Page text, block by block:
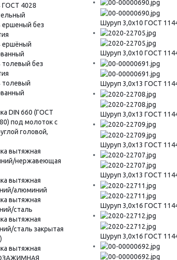
Шуруп 3,0х10 ГОСТ
Шуруп 3,0х10 ГОСТ
Шуруп 3,0х13 ГОСТ
Шуруп 3,0х13 ГОСТ
Шуруп 3,0х13 ГОСТ
Шуруп 3,0х13 ГОСТ
Шуруп 3,0х16 ГОСТ
Шуруп 3,0х16 ГОСТ
ГОСТ 4028
ершеный без
ершёный
толевый без
толевый
DIN 660 (ГОСТ
под молоток с
головой,
вытяжная
нержавеющая
вытяжная
алюминий
вытяжная
сталь
вытяжная
сталь закрытая
вытяжная